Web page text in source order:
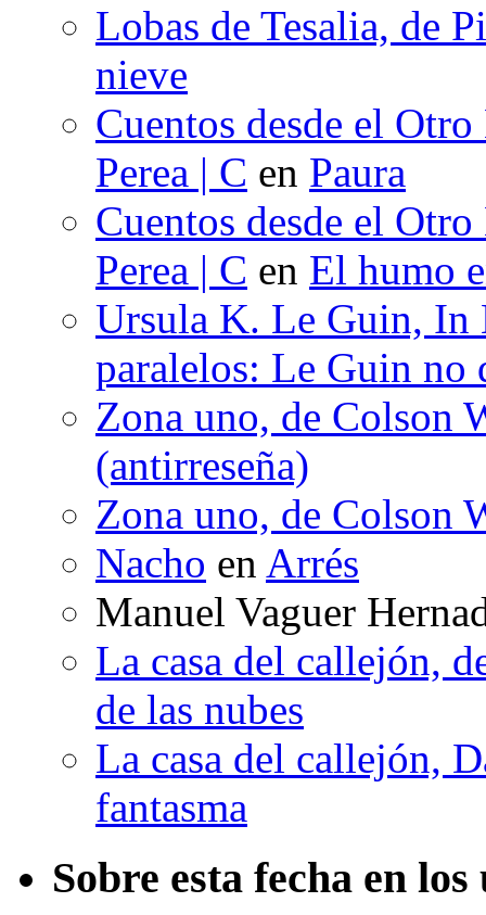
Lobas de Tesalia, de
nieve
Cuentos desde el
Perea | C en Paura
Cuentos desde el
Perea | C en El humo
Ursula K. Le Guin, In
paralelos: Le Guin no
Zona uno, de Colson
(antirreseña)
Zona uno, de Colson
Nacho en Arrés
Manuel Vaguer
La casa del callejón,
de las nubes
La casa del callejón,
fantasma
Sobre esta fecha en